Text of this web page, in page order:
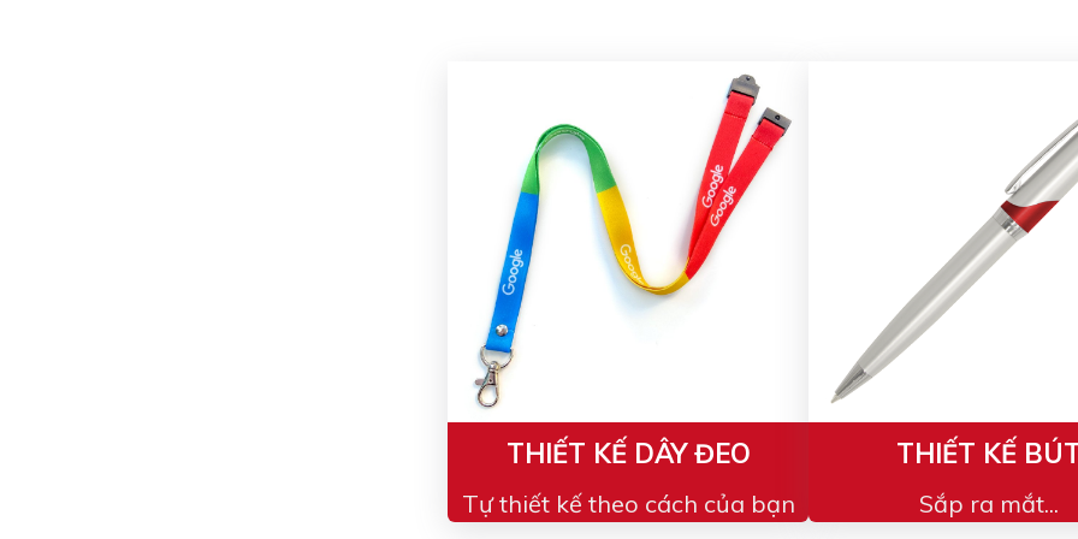
THIẾT KẾ DÂY ĐEO
Tự thiết kế theo cách của bạn
THIẾT KẾ
Sắp ra mắt...